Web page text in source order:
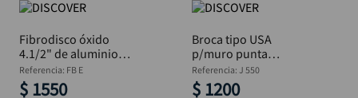
Fibrodisco óxido
4.1/2" de aluminio
grano 80 DISCOVER
Referencia: FB E
$ 1550
Broca tipo USA
p/muro punta
tungsteno 1/8 X 3 "
Referencia: J 550
$ 1200